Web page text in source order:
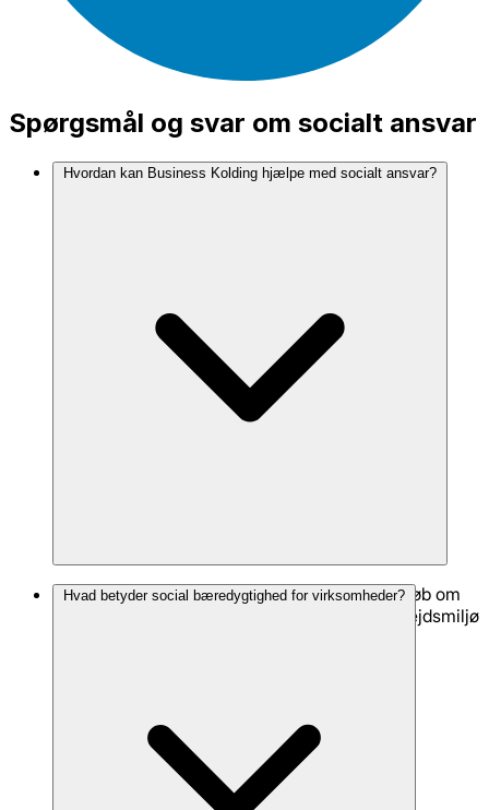
Spørgsmål og svar om socialt ansvar
Hvordan kan Business Kolding hjælpe med socialt ansvar?
Vi tilbyder sparring, netværk og udviklingsforløb om
blandt andet trivsel, ESG, mangfoldighed, arbejdsmiljø
Hvad betyder social bæredygtighed for virksomheder?